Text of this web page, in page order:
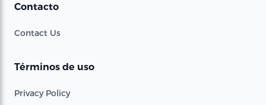
Contacto
Contact Us
Términos de uso
Privacy Policy